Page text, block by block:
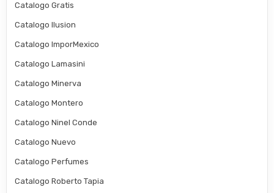
Catalogo Gratis
Catalogo Ilusion
Catalogo ImporMexico
Catalogo Lamasini
Catalogo Minerva
Catalogo Montero
Catalogo Ninel Conde
Catalogo Nuevo
Catalogo Perfumes
Catalogo Roberto Tapia